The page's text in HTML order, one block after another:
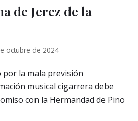
de Jerez de la
octubre de 2024
la mala previsión
musical cigarrera debe
con la Hermandad de Pino